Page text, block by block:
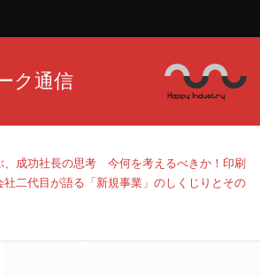
ク通信
、成功社長の思考 今何を考えるべきか！印刷
二代目が語る「新規事業」のしくじりとその